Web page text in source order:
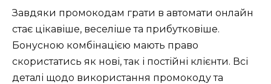
Завдяки промокодам грати в автомати онлайн
стає цікавіше, веселіше та прибутковіше.
Бонусною комбінацією мають право
скористатись як нові, так і постійні клієнти. Всі
деталі щодо використання промокоду та